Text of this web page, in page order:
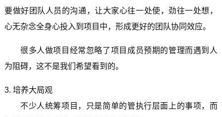
要做好团队人员的沟通，让大家心往一处使，劲往一处想，
心无杂念全身心投入到项目中，形成更好的团队协同效应。
很多人做项目经常忽略了项目成员预期的管理而遇到人
为阻碍，这不是我们希望看到的。
3. 培养大局观
不少人统筹项目，只是简单的管执行层面上的事项，而